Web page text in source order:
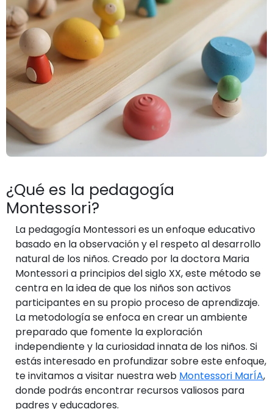
¿Qué es la pedagogía
Montessori?
La pedagogía Montessori es un enfoque educativo
basado en la observación y el respeto al desarrollo
natural de los niños. Creado por la doctora Maria
Montessori a principios del siglo XX, este método se
centra en la idea de que los niños son activos
participantes en su propio proceso de aprendizaje.
La metodología se enfoca en crear un ambiente
preparado que fomente la exploración
independiente y la curiosidad innata de los niños. Si
estás interesado en profundizar sobre este enfoque,
te invitamos a visitar nuestra web Montessori MarÍA,
donde podrás encontrar recursos valiosos para
padres y educadores.